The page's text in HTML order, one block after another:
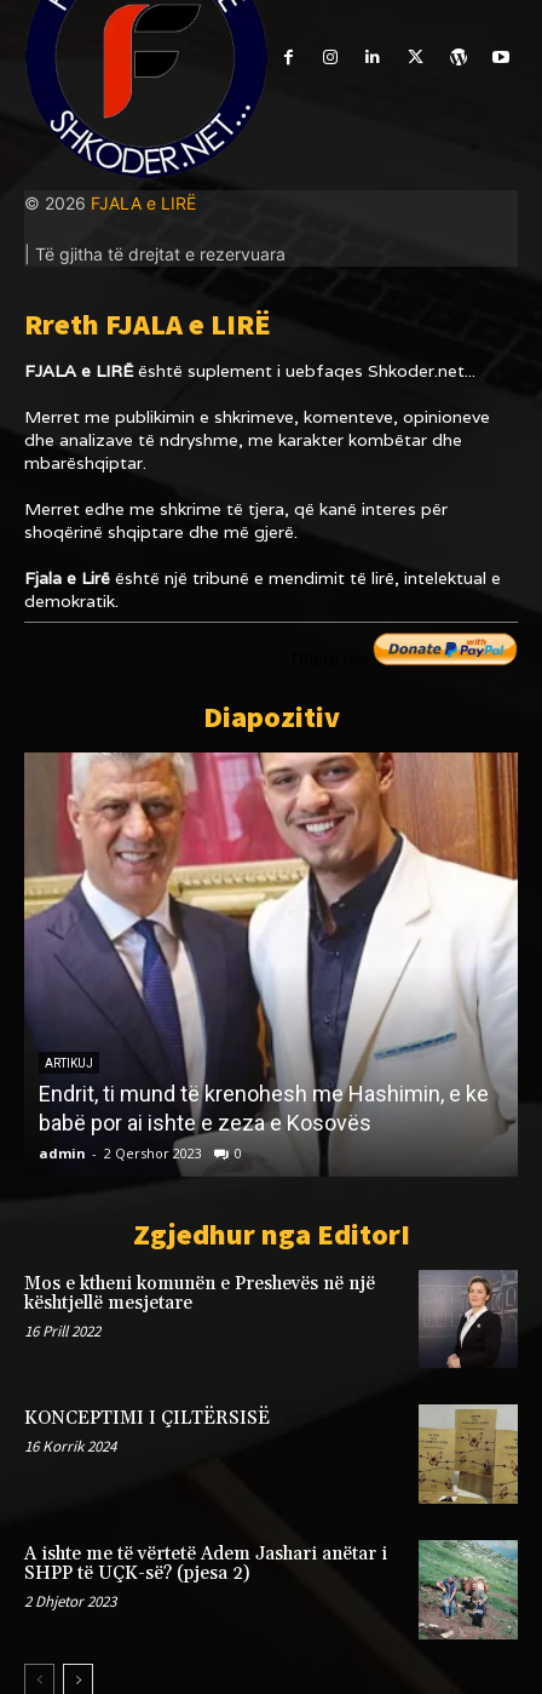
© 2026 FJALA e LIRË
| Të gjitha të drejtat e rezervuara
Rreth FJALA e LIRË
FJALA e LIRËështë suplement i uebfaqes Shkoder.net...
Merret me publikimin e shkrimeve, komenteve, opinioneve
dhe analizave të ndryshme, me karakter kombëtar dhe
mbarëshqiptar.
Merret edhe me shkrime të tjera, që kanë interes për
shoqërinë shqiptare dhe më gjerë.
Fjala e Lirë është një tribunë e mendimit të lirë, intelektual e
demokratik.
Diapozitiv
ARTIKUJ
Endrit, ti mund të krenohesh me Hashimin, e ke
babë por ai ishte e zeza e Kosovës
admin - 2 Qershor 2023 0
Zgjedhur nga EditorI
Mos e ktheni komunën e Preshevës në një
kështjellë mesjetare
16 Prill 2022
KONCEPTIMI I ÇILTËRSISË
16 Korrik 2024
A ishte me të vërtetë Adem Jashari anëtar i
SHPP të UÇK-së? (pjesa 2)
2 Dhjetor 2023